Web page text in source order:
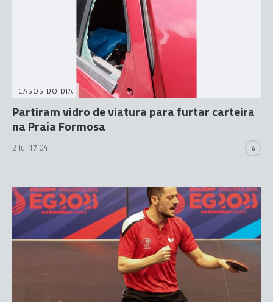
CASOS DO DIA
Partiram vidro de viatura para furtar carteira
na Praia Formosa
2 Jul 17:04 4